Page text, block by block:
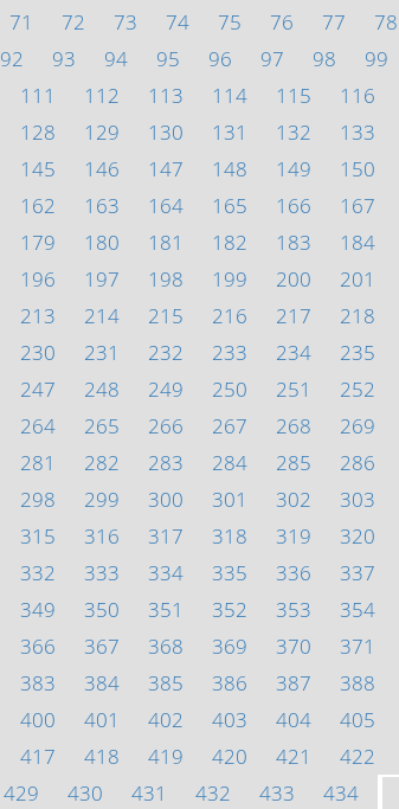
71 72 73 74 75 76 77 78
92 93 94 95 96 97 98 99
111 112 113 114 115 116
128 129 130 131 132 133
145 146 147 148 149 150
162 163 164 165 166 167
179 180 181 182 183 184
196 197 198 199 200 201
213 214 215 216 217 218
230 231 232 233 234 235
247 248 249 250 251 252
264 265 266 267 268 269
281 282 283 284 285 286
298 299 300 301 302 303
315 316 317 318 319 320
332 333 334 335 336 337
349 350 351 352 353 354
366 367 368 369 370 371
383 384 385 386 387 388
400 401 402 403 404 405
417 418 419 420 421 422
429
430 431 432 433 434